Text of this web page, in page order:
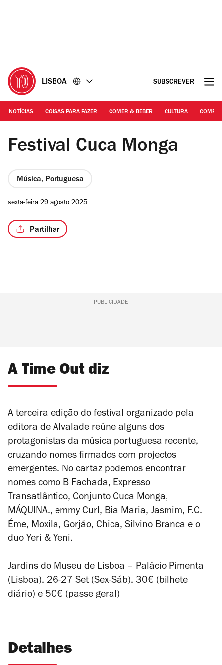
LISBOA SUBSCREVER
NOTÍCIAS COISAS PARA FAZER COMER & BEBER CULTURA
© Francisco Cabrita
Festival Cuca Monga
Música, Portuguesa
sexta-feira 29 agosto 2025
Partilhar
PUBLICIDADE
A Time Out diz
A terceira edição do festival organizado pela
editora de Alvalade reúne alguns dos
protagonistas da música portuguesa recente,
cruzando nomes firmados com projectos
emergentes. No cartaz podemos encontrar
nomes como B Fachada, Expresso
Transatlântico, Conjunto Cuca Monga,
MÁQUINA., emmy Curl, Bia Maria, Jasmim, F.C.
Éme, Moxila, Gorjão, Chica, Silvino Branca e o
duo Yeri & Yeni.
Jardins do Museu de Lisboa – Palácio Pimenta
(Lisboa). 26-27 Set (Sex-Sáb). 30€ (bilhete
diário) e 50€ (passe geral)
Detalhes